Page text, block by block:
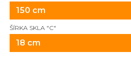
150 cm
ŠÍRKA SKLA "C"
18 cm